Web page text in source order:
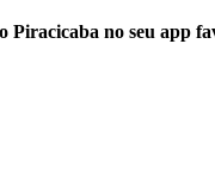
Piracicaba no seu app